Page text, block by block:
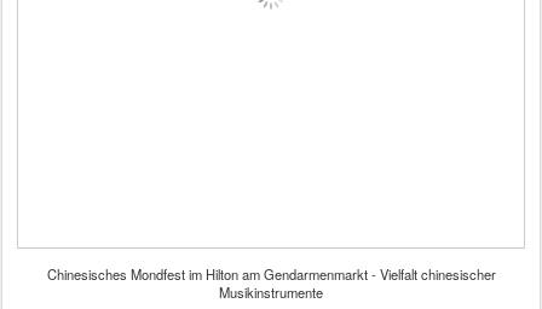
Chinesisches Mondfest im Hilton am Gendarmenmarkt - Vielfalt chinesischer
Musikinstrumente